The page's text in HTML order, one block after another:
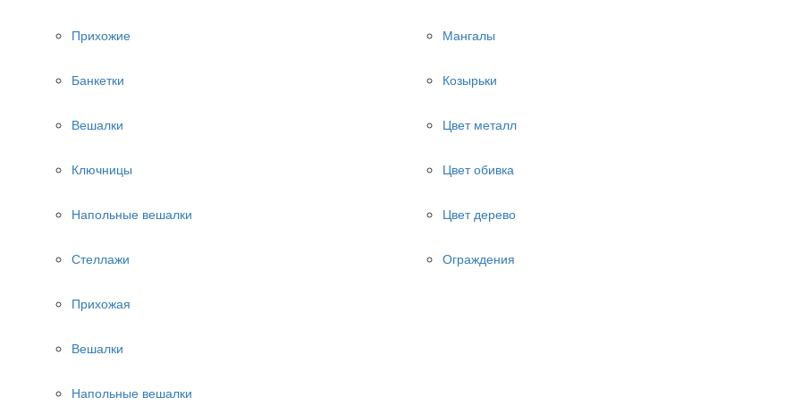
Прихожие
Банкетки
Вешалки
Ключницы
Напольные вешалки
Стеллажи
Мангалы
Козырьки
Цвет металл
Цвет обивка
Цвет дерево
Ограждения
Прихожая
Вешалки
Напольные вешалки